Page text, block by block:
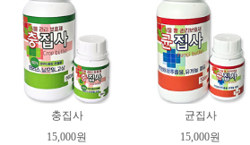
충집사
15,000원
균집사
15,000원